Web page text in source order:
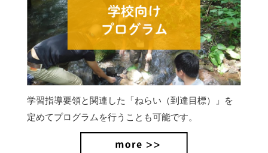
学習指導要領と関連した「ねらい（到達目標）」を
定めてプログラムを行うことも可能です。